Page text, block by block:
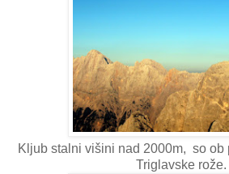
Kljub stalni višini nad 2000m, so ob
Triglavske rože.